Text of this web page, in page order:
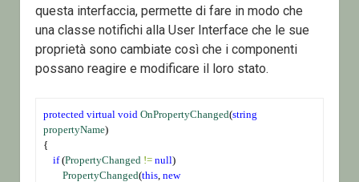
questa interfaccia, permette di fare in modo che
una classe notifichi alla User Interface che le sue
proprietà sono cambiate così che i componenti
possano reagire e modificare il loro stato.
protected virtual void OnPropertyChanged(string
propertyName)
{
if (PropertyChanged != null)
PropertyChanged(this , new